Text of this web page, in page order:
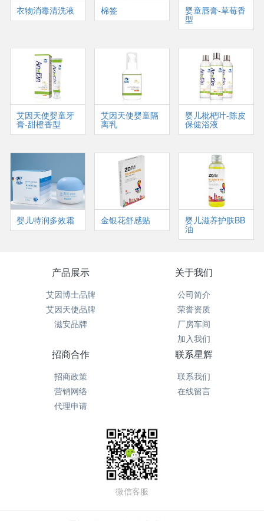
衣物消毒清洗液 棉签 婴童唇膏-草莓香
型
艾因天使婴童牙
膏-甜橙香型
艾因天使婴童隔
离乳
婴儿枇杷叶-陈皮
保健浴液
婴儿特润多效霜 金银花舒感贴 婴儿滋养护肤BB
油
产品展示
艾因博士品牌
艾因天使品牌
滋安品牌
关于我们
公司简介
荣誉资质
厂房车间
加入我们
招商合作
招商政策
营销网络
代理申请
联系星辉
联系我们
在线留言
微信客服